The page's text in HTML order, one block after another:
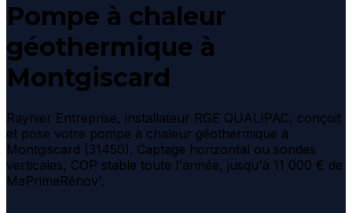
Pompe à chaleur
géothermique à
Montgiscard
Raynier Entreprise, installateur RGE QUALIPAC, conçoit
et pose votre pompe à chaleur géothermique à
Montgiscard (31450). Captage horizontal ou sondes
verticales, COP stable toute l'année, jusqu'à 11 000 € de
MaPrimeRénov'.